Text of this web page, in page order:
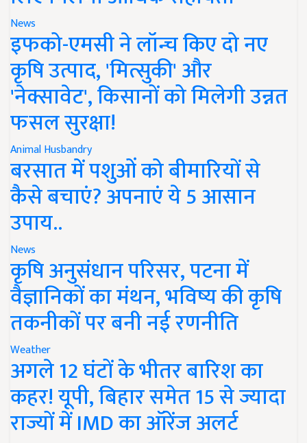
News
इफको-एमसी ने लॉन्च किए दो नए
कृषि उत्पाद, 'मित्सुकी' और
'नेक्सावेट', किसानों को मिलेगी उन्नत
फसल सुरक्षा!
Animal Husbandry
बरसात में पशुओं को बीमारियों से
कैसे बचाएं? अपनाएं ये 5 आसान
उपाय..
News
कृषि अनुसंधान परिसर, पटना में
वैज्ञानिकों का मंथन, भविष्य की कृषि
तकनीकों पर बनी नई रणनीति
Weather
अगले 12 घंटों के भीतर बारिश का
कहर! यूपी, बिहार समेत 15 से ज्यादा
राज्यों में IMD का ऑरेंज अलर्ट